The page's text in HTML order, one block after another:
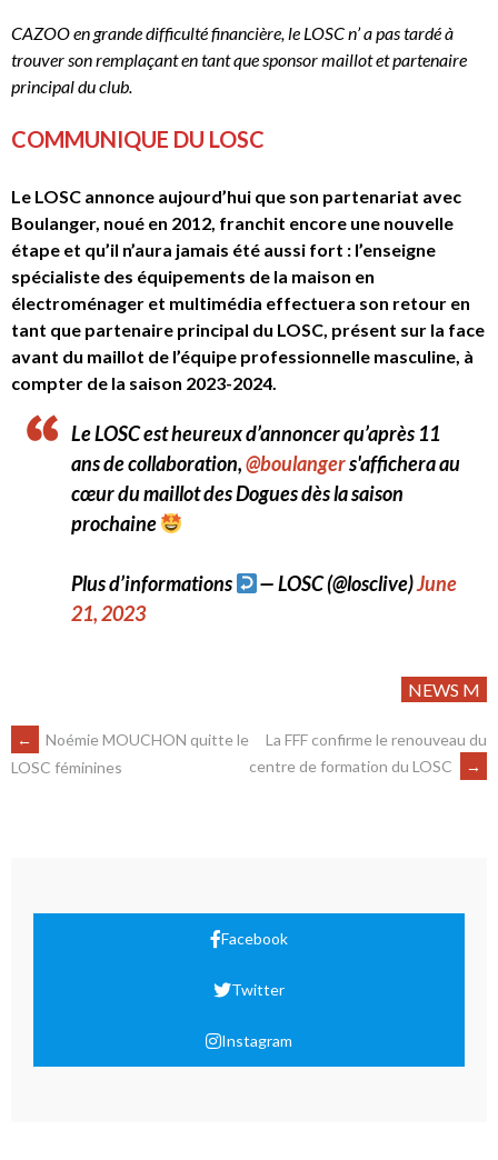
CAZOO en grande difficulté financière, le LOSC n’ a pas tardé à
trouver son remplaçant en tant que sponsor maillot et partenaire
principal du club.
COMMUNIQUE DU LOSC
Le LOSC annonce aujourd’hui que son partenariat avec
Boulanger, noué en 2012, franchit encore une nouvelle
étape et qu’il n’aura jamais été aussi fort : l’enseigne
spécialiste des équipements de la maison en
électroménager et multimédia effectuera son retour en
tant que partenaire principal du LOSC, présent sur la face
avant du maillot de l’équipe professionnelle masculine, à
compter de la saison 2023-2024.
Le LOSC est heureux d’annoncer qu’après 11
ans de collaboration,@boulangers'affichera au
cœur du maillot des Dogues dès la saison
prochaine
Plus d’informations — LOSC (@losclive)June
21, 2023
NEWS M
←
Noémie MOUCHON quitte le
LOSC féminines
La FFF confirme le renouveau du
centre de formation du LOSC
→
Facebook
Twitter
Instagram